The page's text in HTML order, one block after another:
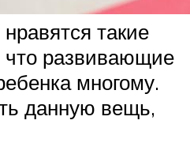
такие
развивающие
многому.
данную вещь,